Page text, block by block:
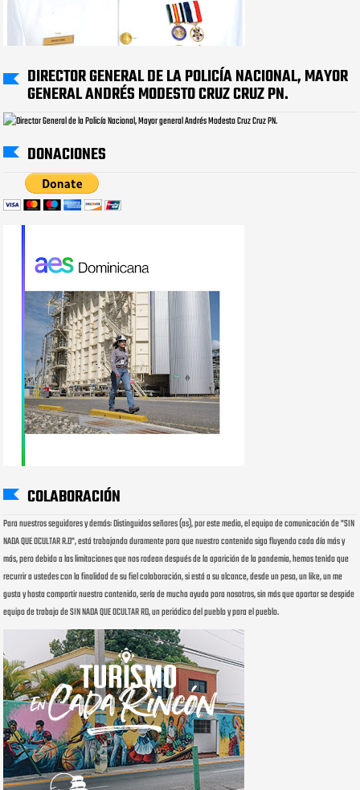
DIRECTOR GENERAL DE LA POLICÍA NACIONAL, MAYOR
GENERAL ANDRÉS MODESTO CRUZ CRUZ PN.
DONACIONES
COLABORACIÓN
Para nuestros seguidores y demás: Distinguidos señores (as), por este medio, el equipo de comunicación de "SIN
NADA QUE OCULTAR R.D", está trabajando duramente para que nuestro contenido siga fluyendo cada día más y
más, pero debido a las limitaciones que nos rodean después de la aparición de la pandemia, hemos tenido que
recurrir a ustedes con la finalidad de su fiel colaboración, si está a su alcance, desde un peso, un like, un me
gusta y hasta compartir nuestro contenido, sería de mucha ayuda para nosotros, sin más que aportar se despide
equipo de trabajo de SIN NADA QUE OCULTAR RD, un periódico del pueblo y para el pueblo.